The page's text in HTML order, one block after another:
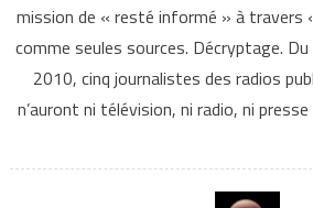
mission de « resté informé » à travers
comme seules sources. Décryptage.
2010, cinq journalistes des radios
n’auront ni télévision, ni radio, ni